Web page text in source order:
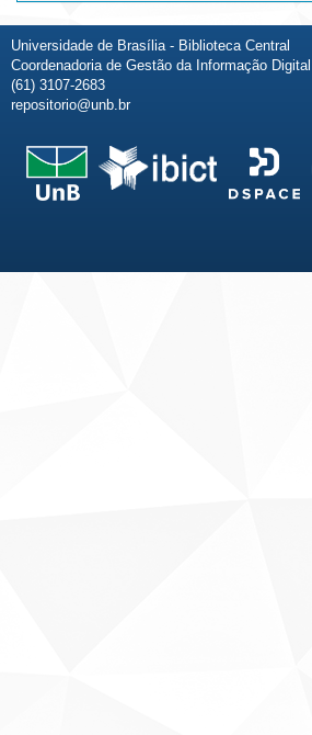
Universidade de Brasília - Biblioteca Central
Coordenadoria de Gestão da Informação
(61) 3107-2683
repositorio@unb.br